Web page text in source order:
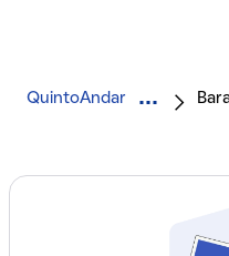
QuintoAndar